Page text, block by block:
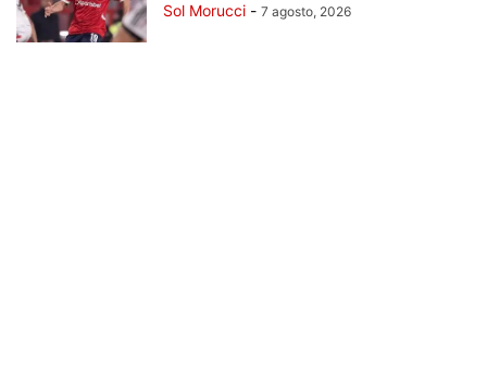
Sol Morucci - 7 agosto, 2026